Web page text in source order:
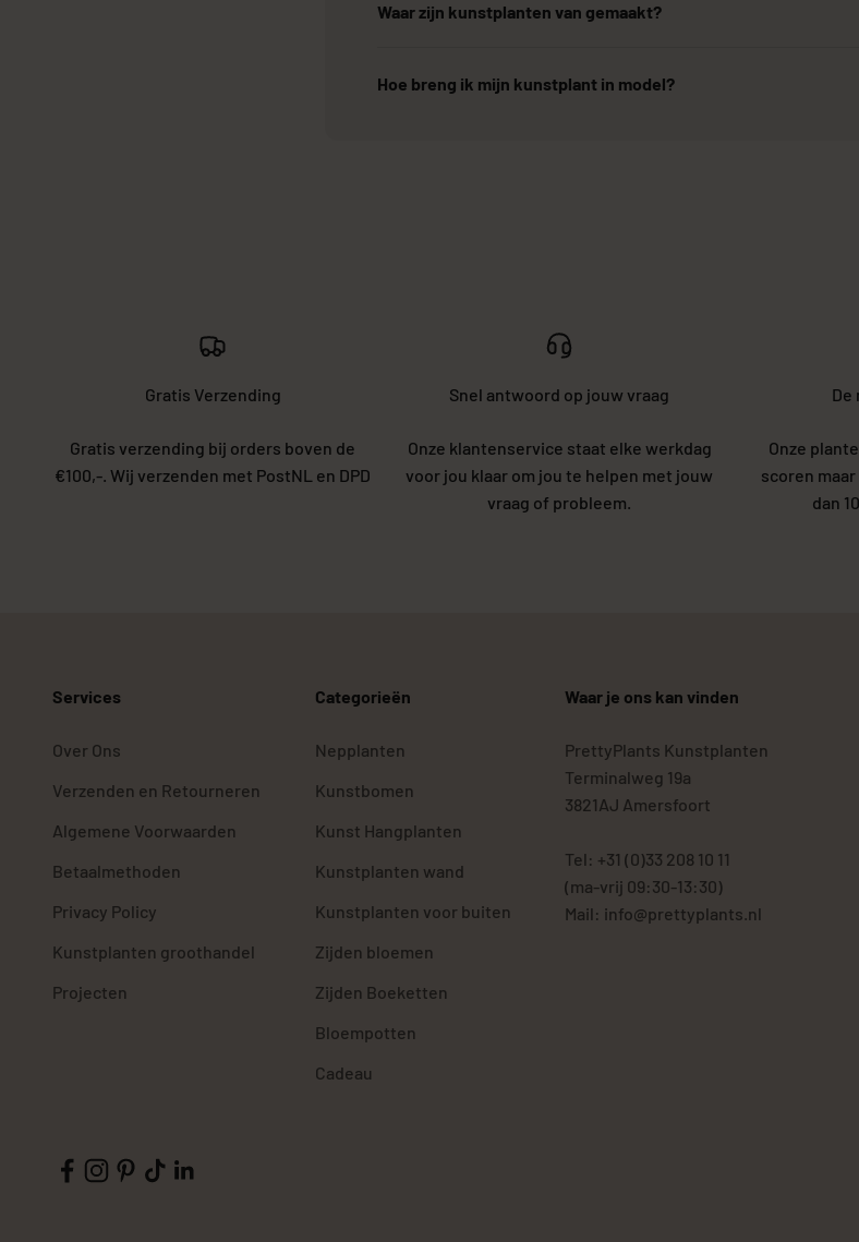
Waar zijn kunstplanten van gemaakt?
Hoe breng ik mijn kunstplant in model?
Gratis Verzending
Gratis verzending bij orders boven de
€100,-. Wij verzenden met PostNL en DPD
Snel antwoord op jouw vraag
Onze klantenservice staat elke werkdag
voor jou klaar om jou te helpen met jouw
vraag of probleem.
De
Onze
scoren
dan
Services
Over Ons
Verzenden en Retourneren
Algemene Voorwaarden
Betaalmethoden
Privacy Policy
Kunstplanten groothandel
Projecten
Categorieën
Nepplanten
Kunstbomen
Kunst Hangplanten
Kunstplanten wand
Kunstplanten voor buiten
Zijden bloemen
Zijden Boeketten
Bloempotten
Cadeau
Waar je ons kan vinden
PrettyPlants Kunstplanten
Terminalweg 19a
3821AJ Amersfoort
Tel: +31 (0)33 208 10 11
(ma-vrij 09:30-13:30)
Mail: info@prettyplants.nl